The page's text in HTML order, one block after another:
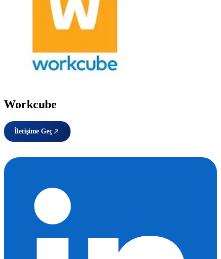
Workcube
İletişime Geç